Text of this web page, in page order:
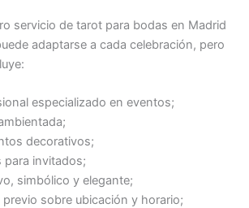
servicio de tarot para bodas en Madrid
adaptarse a cada celebración, pero
especializado en eventos;
decorativos;
para invitados;
simbólico y elegante;
sobre ubicación y horario;